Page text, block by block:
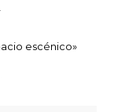
escénico»